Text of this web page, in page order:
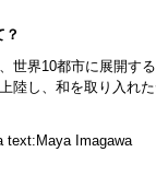
世界10都市に展開す
陸し、和を取り入れた
text:Maya Imagawa